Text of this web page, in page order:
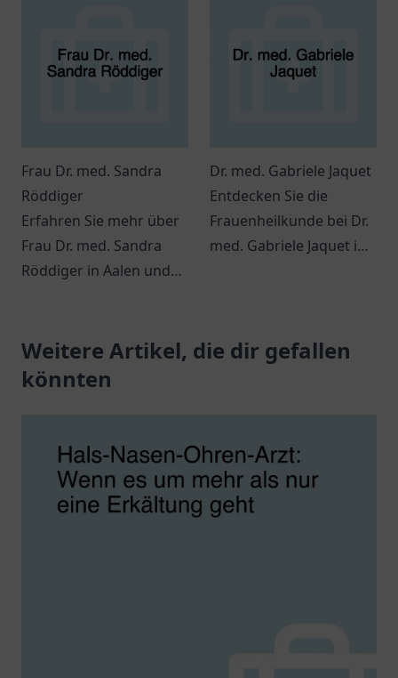
Frau Dr. med. Sandra
Röddiger
Erfahren Sie mehr über
Frau Dr. med. Sandra
Röddiger in Aalen und
Strahlentherapie in ihrer
Praxis.
Dr. med. Gabriele Jaquet
Entdecken Sie die
Frauenheilkunde bei Dr.
med. Gabriele Jaquet in
Belange.
Weitere Artikel, die dir gefallen
könnten